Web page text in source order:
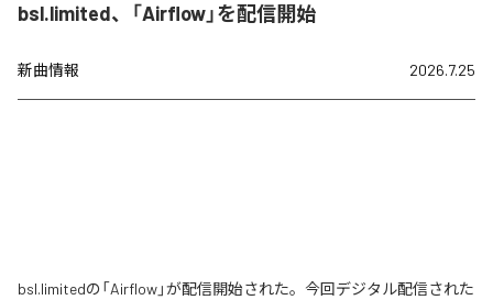
bsl.limited、「Airflow」を配信開始
新曲情報 2026.7.25
bsl.limitedの「Airflow」が配信開始された。今回デジタル配信された